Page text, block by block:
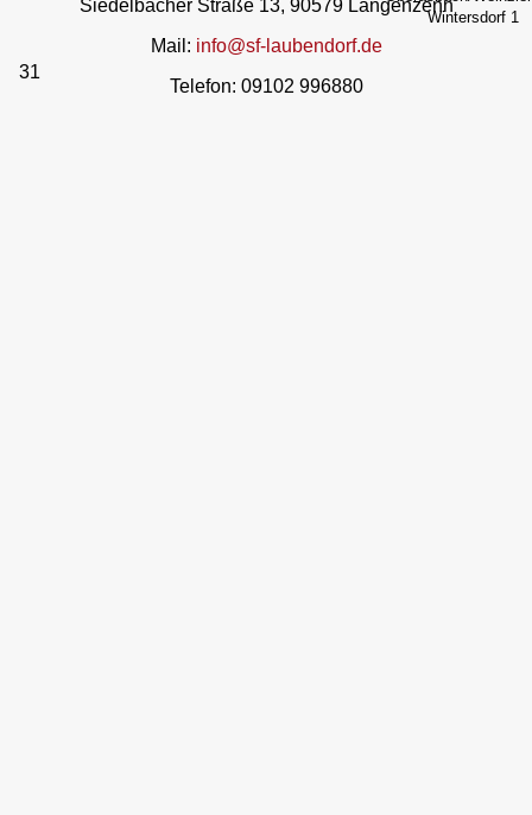
Wintersdorf 1
31
Siedelbacher Straße 13, 90579 Langenzenn
Mail: info@sf-laubendorf.de
Telefon: 09102 996880